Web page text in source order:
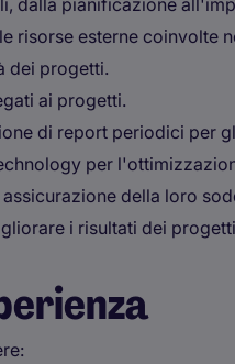
dalla pianificazione
risorse esterne coinvolte
dei progetti.
ai progetti.
di report periodici per
per
della loro
i risultati dei